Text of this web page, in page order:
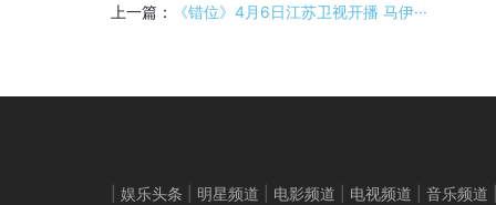
上一篇： 《错位》4月6日江苏卫视开播 马伊···
娱乐头条 明星频道 电影频道 电视频道 音乐频道